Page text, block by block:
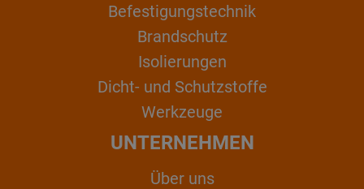
Befestigungstechnik
Brandschutz
Isolierungen
Dicht- und Schutzstoffe
Werkzeuge
UNTERNEHMEN
Über uns